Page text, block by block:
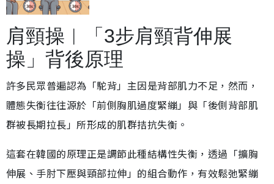
肩頸操︱「3步肩頸背伸展
操」背後原理
許多民眾普遍認為「駝背」主因是背部肌力不足，然而，
體態失衡往往源於「前側胸肌過度緊繃」與「後側背部肌
群被長期拉長」所形成的肌群拮抗失衡。
這套在韓國的原理正是調節此種結構性失衡，透過「擴胸
伸展、手肘下壓與頸部拉伸」的組合動作，有效鬆弛緊繃